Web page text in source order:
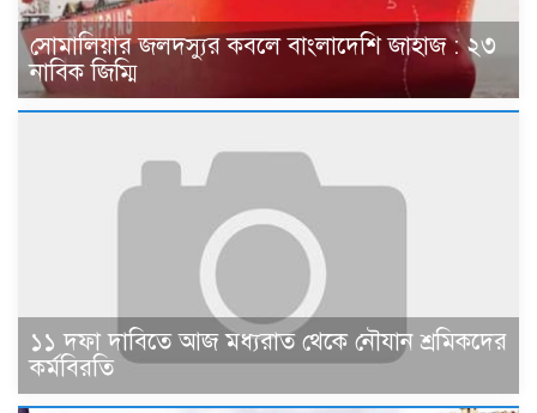
সোমালিয়ার জলদস্যুর কবলে বাংলাদেশি জাহাজ : ২৩
নাবিক জিম্মি
১১ দফা দাবিতে আজ মধ্যরাত থেকে নৌযান শ্রমিকদের
কর্মবিরতি